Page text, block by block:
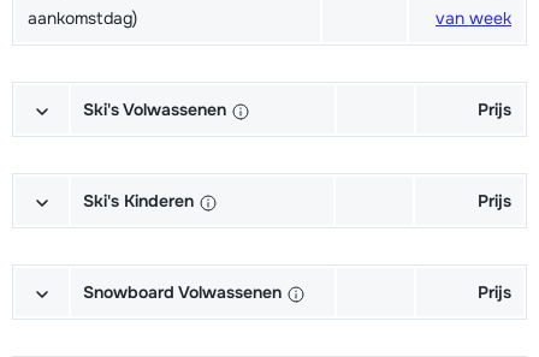
aankomstdag)
van week
Ski's Volwassenen Prijs
Schoenen + Stokken (6/7 dagen)
van week
Stokken (6/7 dagen)
van week
Ski's Kinderen Prijs
Schoenen + Stokken (6/7 dagen)
van week
Snowboard Volwassenen Prijs